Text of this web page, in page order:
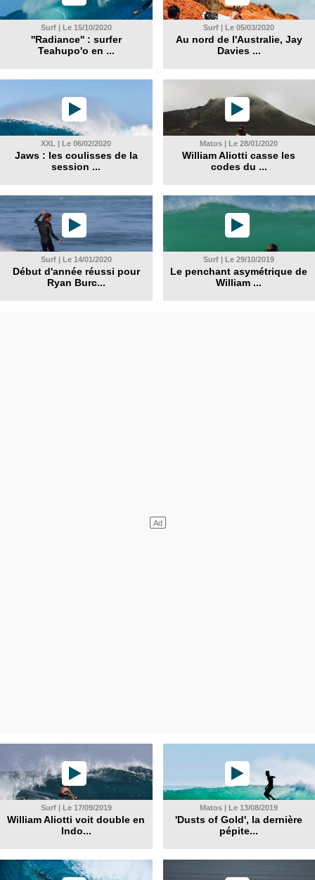
Surf | Le 15/10/2020
''Radiance'' : surfer
Teahupo'o en ...
Surf | Le 05/03/2020
Au nord de l'Australie, Jay
Davies ...
XXL | Le 06/02/2020
Jaws : les coulisses de la
session ...
Matos | Le 28/01/2020
William Aliotti casse les
codes du ...
Surf | Le 14/01/2020
Début d'année réussi pour
Ryan Burc...
Surf | Le 29/10/2019
Le penchant asymétrique de
William ...
Surf | Le 17/09/2019
William Aliotti voit double en
Indo...
Matos | Le 13/08/2019
'Dusts of Gold', la dernière
pépite...